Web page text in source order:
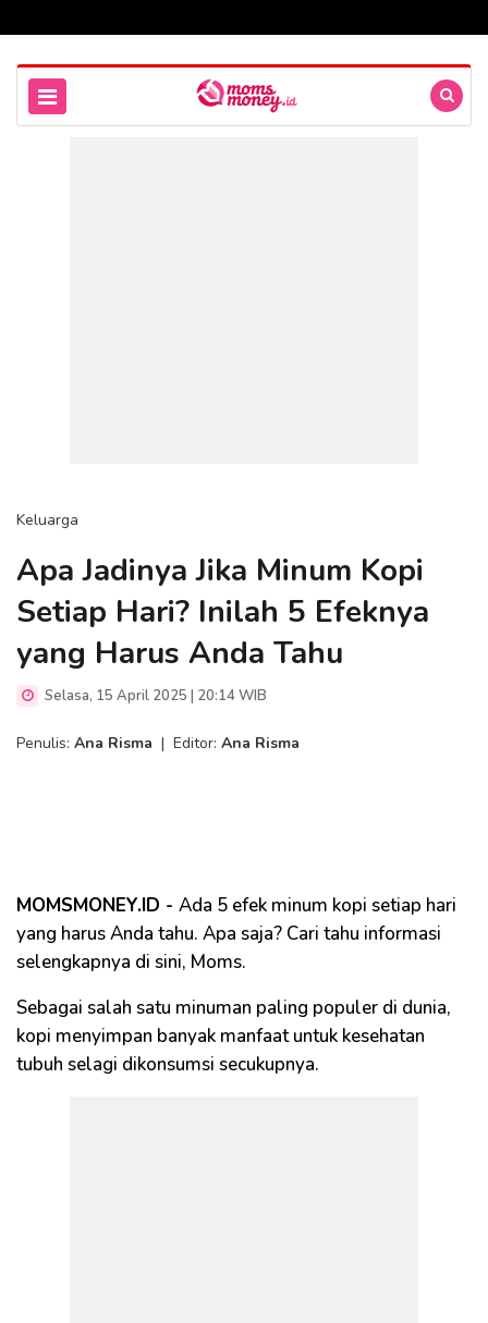
Keluarga
Apa Jadinya Jika Minum Kopi
Setiap Hari? Inilah 5 Efeknya
yang Harus Anda Tahu
Selasa, 15 April 2025 | 20:14 WIB
Penulis: Ana Risma | Editor: Ana Risma
MOMSMONEY.ID - Ada 5 efek minum kopi setiap hari
yang harus Anda tahu. Apa saja? Cari tahu informasi
selengkapnya di sini, Moms.
Sebagai salah satu minuman paling populer di dunia,
kopi menyimpan banyak manfaat untuk kesehatan
tubuh selagi dikonsumsi secukupnya.